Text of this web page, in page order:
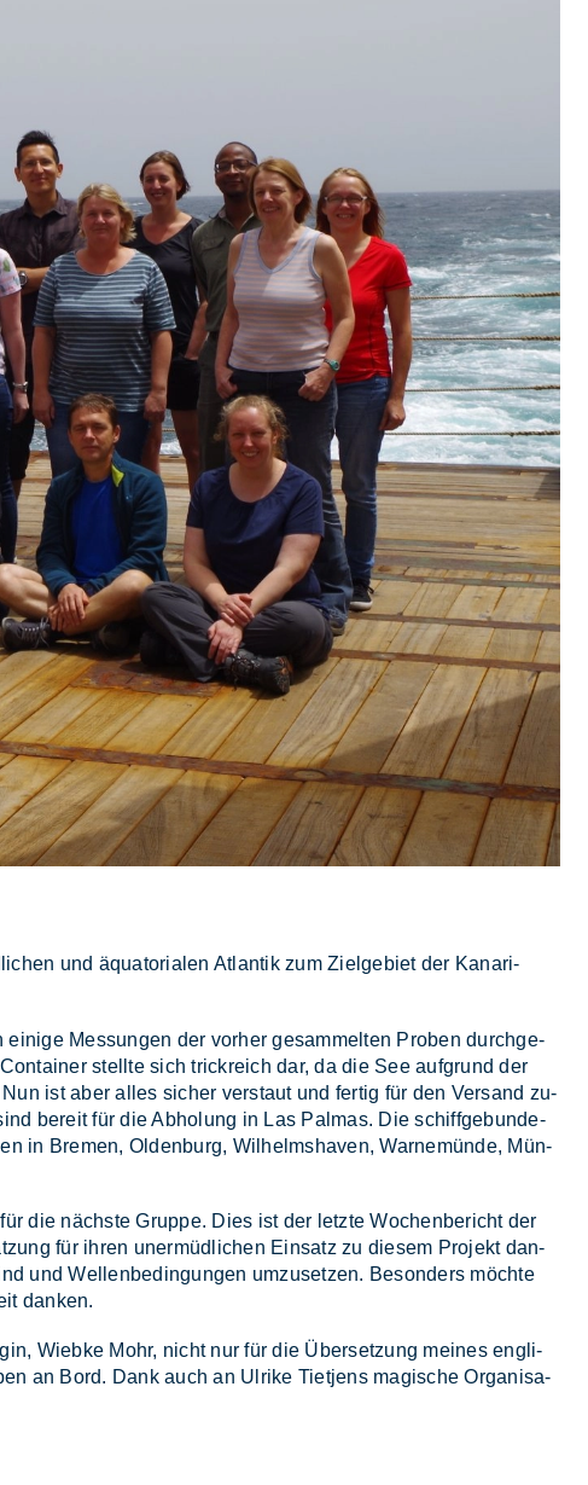
und äqua­to­ria­len At­lan­tik zum Ziel­ge­biet der Ka­na­ri­
Mes­sun­gen der vor­her ge­sam­mel­ten Pro­ben durch­ge­
stell­te sich trick­reich dar, da die See auf­grund der
ist aber al­les si­cher ver­staut und fer­tig für den Ver­sand zu­
be­reit für die Ab­ho­lung in Las Pal­mas. Die schiff­ge­bun­de­
in Bre­men, Ol­den­burg, Wil­helms­ha­ven, War­ne­mün­de, Mün­
die nächs­te Grup­pe. Dies ist der letz­te Wo­chen­be­richt der
für ih­ren un­er­müd­li­chen Ein­satz zu die­sem Pro­jekt dan­
und Wel­len­be­din­gun­gen um­zu­set­zen. Be­son­ders möch­te
dan­ken.
Wieb­ke Mohr, nicht nur für die Über­set­zung mei­nes eng­li­
an Bord. Dank auch an Ul­ri­ke Ti­et­jens ma­gi­sche Or­ga­ni­sa­